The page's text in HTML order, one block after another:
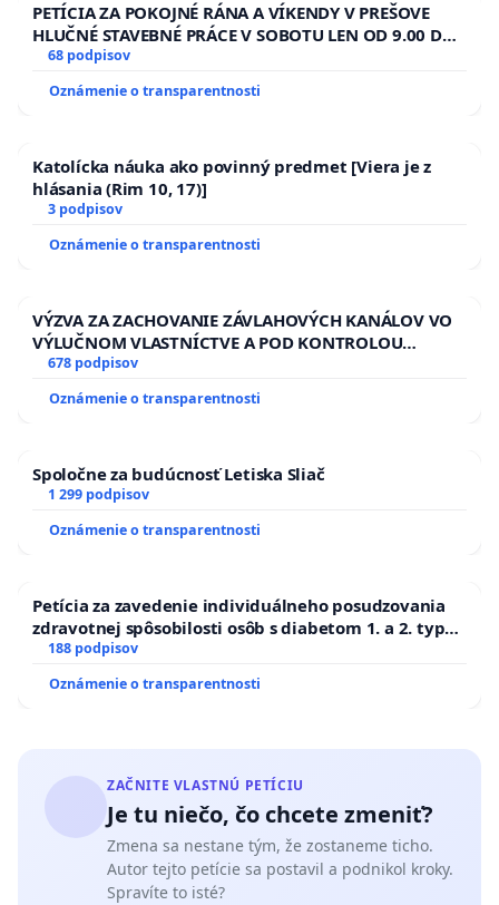
PETÍCIA ZA POKOJNÉ RÁNA A VÍKENDY V PREŠOVE
HLUČNÉ STAVEBNÉ PRÁCE V SOBOTU LEN OD 9.00 DO
13.00 HOD., CEZ PRACOVNÝ TÝŽDEŇ CIEĽ 8.00 – 18.00
HOD. A PRAVIDELNÁ KONTROLA STAVBY C-AREA NA
ĎUMBIERSKEJ/MAGU
68 podpisov
Oznámenie o transparentnosti
Katolícka náuka ako povinný predmet [Viera je z
hlásania (Rim 10, 17)]
3 podpisov
Oznámenie o transparentnosti
VÝZVA ZA ZACHOVANIE ZÁVLAHOVÝCH KANÁLOV VO
VÝLUČNOM VLASTNÍCTVE A POD KONTROLOU
SLOVENSKEJ REPUBLIKY & žiadosť na riešenie
zanedbaného stavu závlahových a odvodňovacích
kanálov na Slovensku
678 podpisov
Oznámenie o transparentnosti
Spoločne za budúcnosť Letiska Sliač
1 299 podpisov
Oznámenie o transparentnosti
Petícia za zavedenie individuálneho posudzovania
zdravotnej spôsobilosti osôb s diabetom 1. a 2. typu
pri prijímaní do Policajného zboru SR
188 podpisov
Oznámenie o transparentnosti
ZAČNITE VLASTNÚ PETÍCIU
Je tu niečo, čo chcete zmeniť?
Zmena sa nestane tým, že zostaneme ticho.
Autor tejto petície sa postavil a podnikol kroky.
Spravíte to isté?